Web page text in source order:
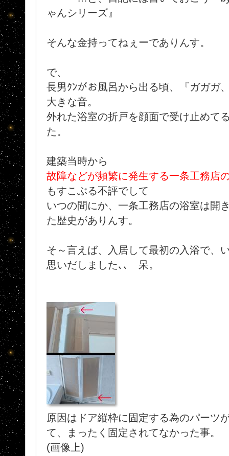
ゃんシリーズ』
そんな金持ってねぇーでありんす。
で、
長男ｸﾝがお風呂から出る頃、『ガガガ
大きな音。
外れた浴室の折戸を顔面で受け止めて
た。
建築当時から
故障などが頻繁に発生する一条工務店
もすこぶる不評でして
いつの間にか、一条工務店の浴室は開
た歴史がありんす。
そ～言えば、入居して最初の入浴で、
思いだしました､､ 呆。
原因はドア縦枠に固定する為のパーツ
て、まったく固定されてなかった事。
(画像上)